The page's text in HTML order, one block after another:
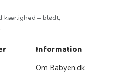
kærlighed – blødt,
Information
Om Babyen.dk